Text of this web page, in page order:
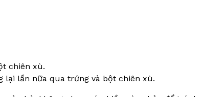
chiên xù.
lại lần nữa qua trứng và bột chiên xù.